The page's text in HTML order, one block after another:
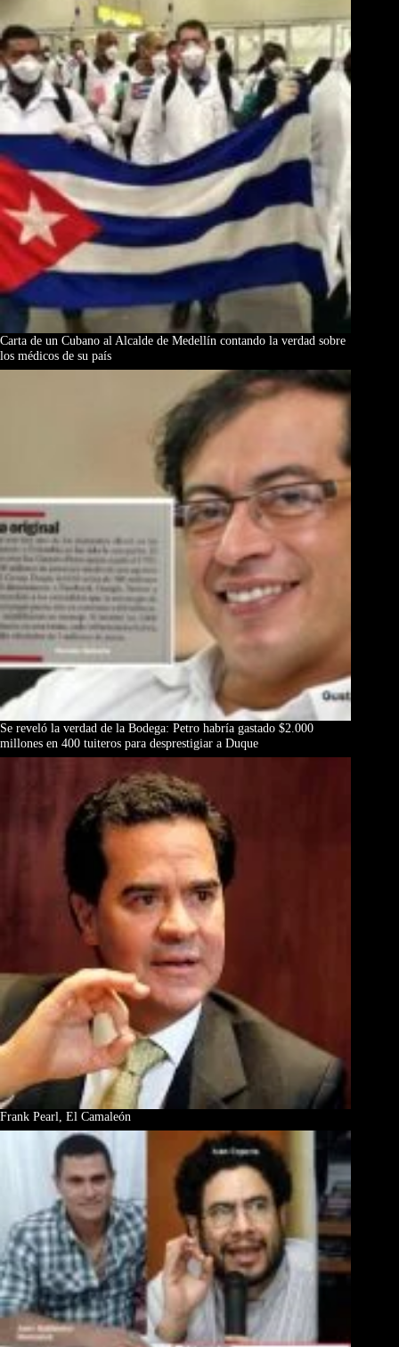
Carta de un Cubano al Alcalde de Medellín contando la verdad sobre
los médicos de su país
Se reveló la verdad de la Bodega: Petro habría gastado $2.000
millones en 400 tuiteros para desprestigiar a Duque
Frank Pearl, El Camaleón